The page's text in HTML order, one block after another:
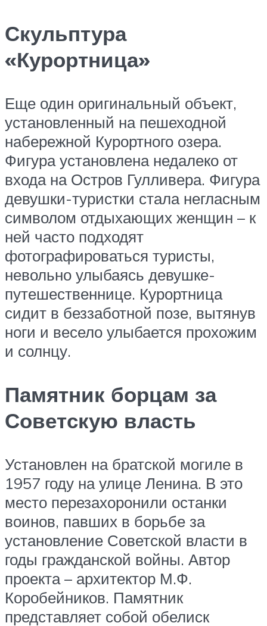
Скульптура
«Курортница»
Еще один оригинальный объект,
установленный на пешеходной
набережной Курортного озера.
Фигура установлена недалеко от
входа на Остров Гулливера. Фигура
девушки-туристки стала негласным
символом отдыхающих женщин – к
ней часто подходят
фотографироваться туристы,
невольно улыбаясь девушке-
путешественнице. Курортница
сидит в беззаботной позе, вытянув
ноги и весело улыбается прохожим
и солнцу.
Памятник борцам за
Советскую власть
Установлен на братской могиле в
1957 году на улице Ленина. В это
место перезахоронили останки
воинов, павших в борьбе за
установление Советской власти в
годы гражданской войны. Автор
проекта – архитектор М.Ф.
Коробейников. Памятник
представляет собой обелиск